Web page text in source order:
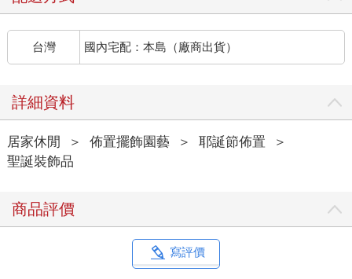
台灣 國內宅配：本島（廠商出貨）
詳細資料
居家休閒 ＞ 佈置擺飾園藝 ＞ 耶誕節佈置
＞
聖誕裝飾品
商品評價
寫評價